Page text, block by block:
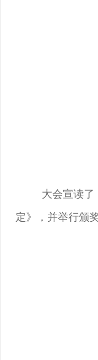
大会宣读了
定》，并举行颁